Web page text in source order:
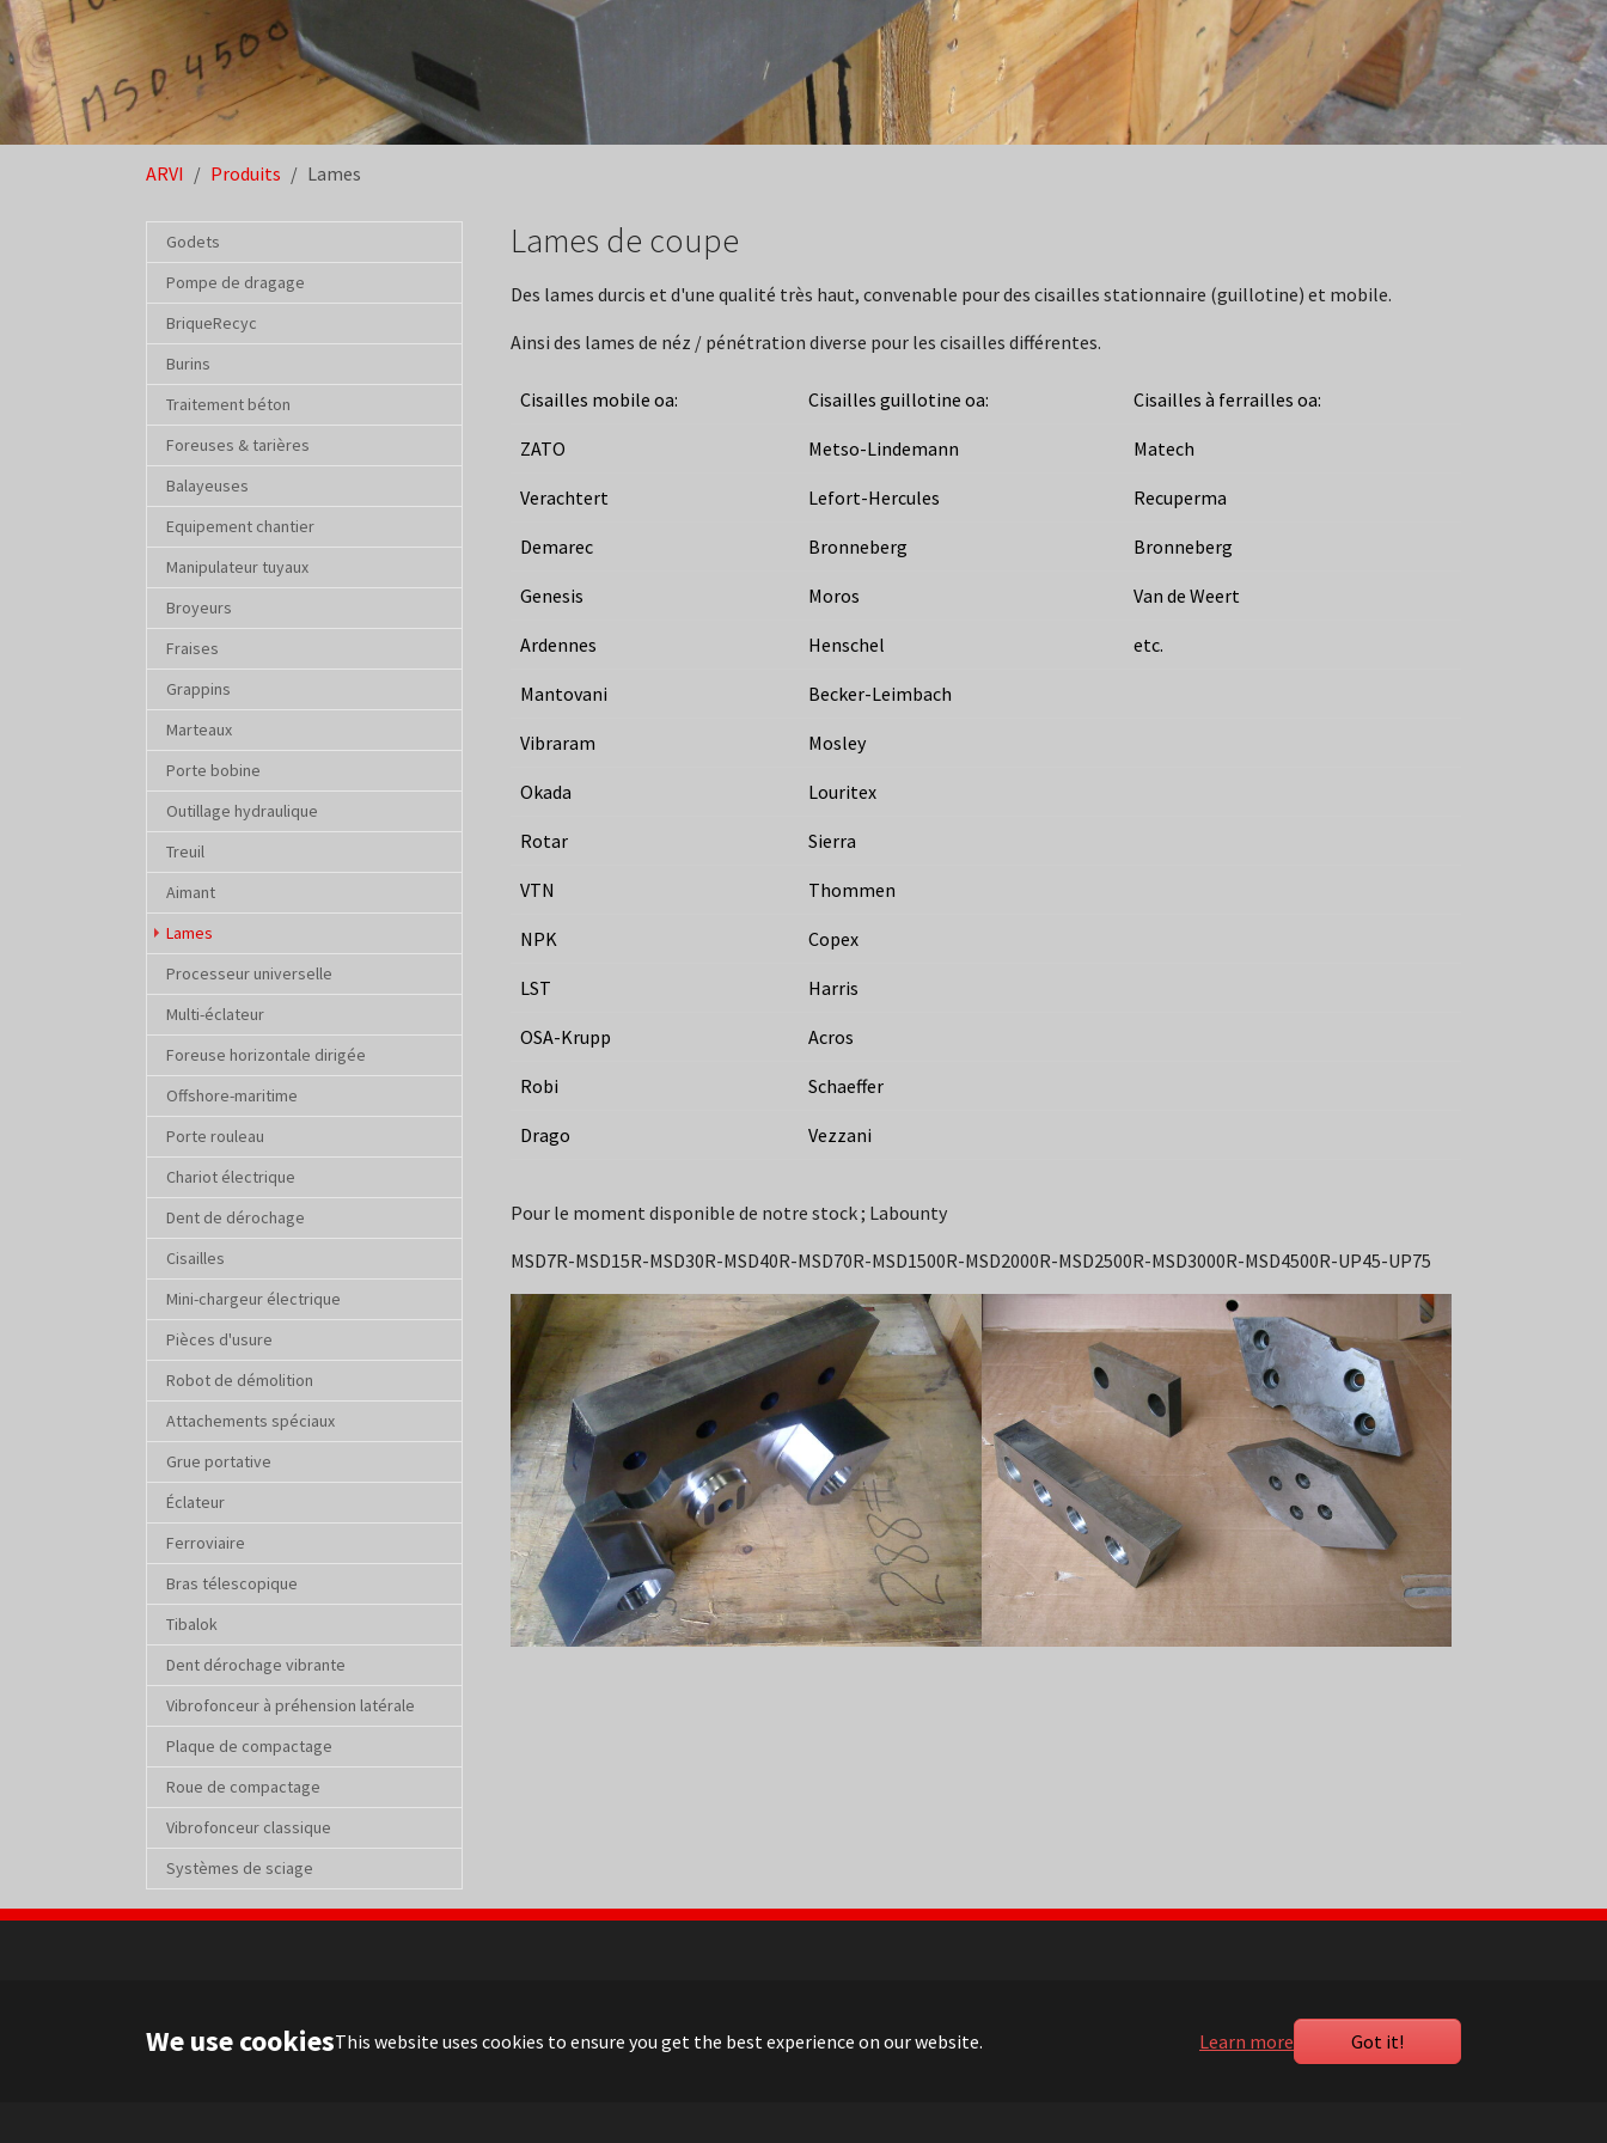
We use cookiesThis website uses cookies to ensure you get the best experience on our website. Learn more Got it!
ARVI Produits Lames
Lames de coupe
Des lames durcis et d'une qualité très haut, convenable pour des cisailles stationnaire (guillotine) et mobile.
Ainsi des lames de néz / pénétration diverse pour les cisailles différentes.
Cisailles mobile oa: Cisailles guillotine oa: Cisailles à ferrailles oa:
ZATO Metso-Lindemann Matech
Verachtert Lefort-Hercules Recuperma
Demarec Bronneberg Bronneberg
Genesis Moros Van de Weert
Ardennes Henschel etc.
Mantovani Becker-Leimbach
Vibraram Mosley
Okada Louritex
Rotar Sierra
VTN Thommen
NPK Copex
LST Harris
OSA-Krupp Acros
Robi Schaeffer
Drago Vezzani
Pour le moment disponible de notre stock ; Labounty
MSD7R-MSD15R-MSD30R-MSD40R-MSD70R-MSD1500R-MSD2000R-MSD2500R-MSD3000R-MSD4500R-UP45-UP75
Godets
Pompe de dragage
BriqueRecyc
Burins
Traitement béton
Foreuses & tarières
Balayeuses
Equipement chantier
Manipulateur tuyaux
Broyeurs
Fraises
Grappins
Marteaux
Porte bobine
Outillage hydraulique
Treuil
Aimant
Lames
Processeur universelle
Multi-éclateur
Foreuse horizontale dirigée
Offshore-maritime
Porte rouleau
Chariot électrique
Dent de dérochage
Cisailles
Mini-chargeur électrique
Pièces d'usure
Robot de démolition
Attachements spéciaux
Grue portative
Éclateur
Ferroviaire
Bras télescopique
Tibalok
Dent dérochage vibrante
Vibrofonceur à préhension latérale
Plaque de compactage
Roue de compactage
Vibrofonceur classique
Systèmes de sciage
© 2022 ARVI | Sitemap